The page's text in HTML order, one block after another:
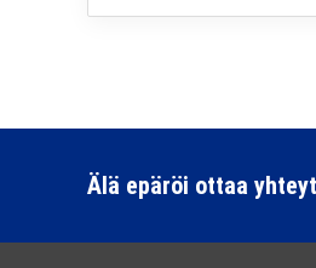
Älä epäröi ottaa